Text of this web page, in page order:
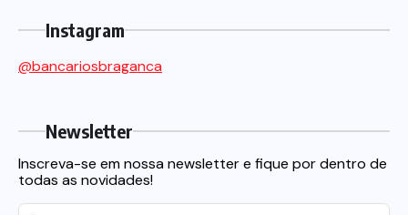
Instagram
@bancariosbraganca
Newsletter
Inscreva-se em nossa newsletter e fique por dentro de
todas as novidades!